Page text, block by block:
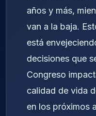
años y más,
van a la baja.
está
decisiones que
Congreso
calidad de vida
en los próximos